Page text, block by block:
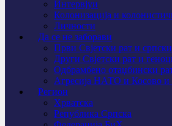
Интервјуи
Колонизација и
Личности
Да се не заборави
Први Свјeтски рат и
Други Свјетски рат и
Одбрамбено отаџбински
Агресија НАТО и Косово и
Регион
Хрватска
Република Српска